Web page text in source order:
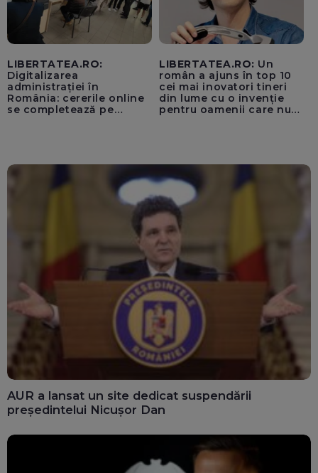
LIBERTATEA.RO:
Digitalizarea
administrației în
România: cererile online
se completează pe
LIBERTATEA.RO: Un
român a ajuns în top 10
cei mai inovatori tineri
din lume cu o invenție
pentru oamenii care nu
AUR a lansat un site dedicat suspendării
președintelui Nicușor Dan